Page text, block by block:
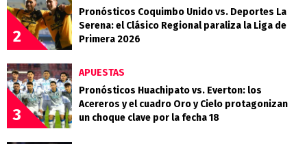
2
Pronósticos Coquimbo Unido vs. Deportes La
Serena: el Clásico Regional paraliza la Liga de
Primera 2026
3
APUESTAS
Pronósticos Huachipato vs. Everton: los
Acereros y el cuadro Oro y Cielo protagonizan
un choque clave por la fecha 18